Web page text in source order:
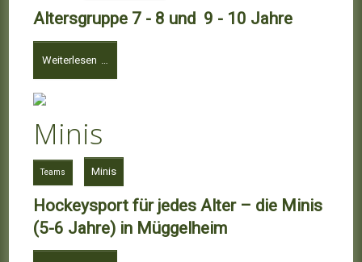
Altersgruppe 7 - 8 und 9 - 10 Jahre
Weiterlesen …
Minis
Teams Minis
Hockeysport für jedes Alter – die Minis
(5-6 Jahre) in Müggelheim